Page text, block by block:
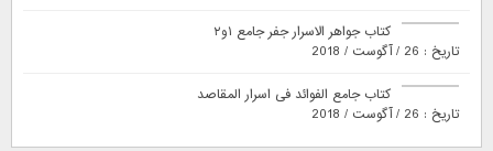
کتاب جواهر الاسرار جفر جامع ۱و۲
تاریخ : 26 / آگوست / 2018
کتاب جامع الفوائد فی اسرار المقاصد
تاریخ : 26 / آگوست / 2018